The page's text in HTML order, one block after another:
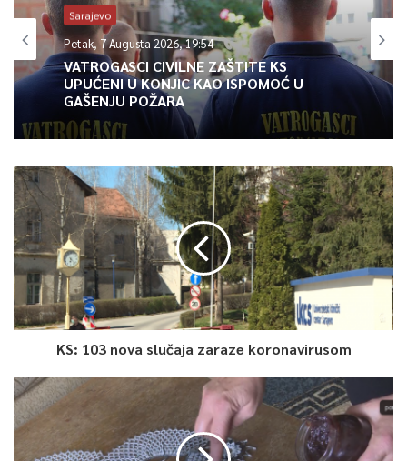
Sarajevo
Petak, 7 Augusta 2026, 19:54
VATROGASCI CIVILNE ZAŠTITE KS
UPUĆENI U KONJIC KAO ISPOMOĆ U
GAŠENJU POŽARA
KS: 103 nova slučaja zaraze koronavirusom